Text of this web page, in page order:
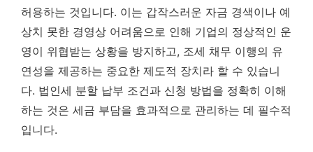
허용하는 것입니다. 이는 갑작스러운 자금 경색이나 예
상치 못한 경영상 어려움으로 인해 기업의 정상적인 운
영이 위협받는 상황을 방지하고, 조세 채무 이행의 유
연성을 제공하는 중요한 제도적 장치라 할 수 있습니
다. 법인세 분할 납부 조건과 신청 방법을 정확히 이해
하는 것은 세금 부담을 효과적으로 관리하는 데 필수적
입니다.